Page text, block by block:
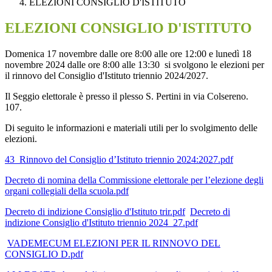
ELEZIONI CONSIGLIO D'ISTITUTO
ELEZIONI CONSIGLIO D'ISTITUTO
Domenica 17 novembre dalle ore 8:00 alle ore 12:00 e lunedì 18
novembre 2024 dalle ore 8:00 alle 13:30 si svolgono le elezioni per
il rinnovo del Consiglio d'Istituto triennio 2024/2027.
Il Seggio elettorale è presso il plesso S. Pertini in via Colsereno.
107.
Di seguito le informazioni e materiali utili per lo svolgimento delle
elezioni.
43_Rinnovo del Consiglio d’Istituto triennio 2024:2027.pdf
Decreto di nomina della Commissione elettorale per l’elezione degli
organi collegiali della scuola.pdf
Decreto di indizione Consiglio d'Istituto trir.pdf Decreto di
indizione Consiglio d'Istituto triennio 2024_27.pdf
VADEMECUM ELEZIONI PER IL RINNOVO DEL
CONSIGLIO D.pdf